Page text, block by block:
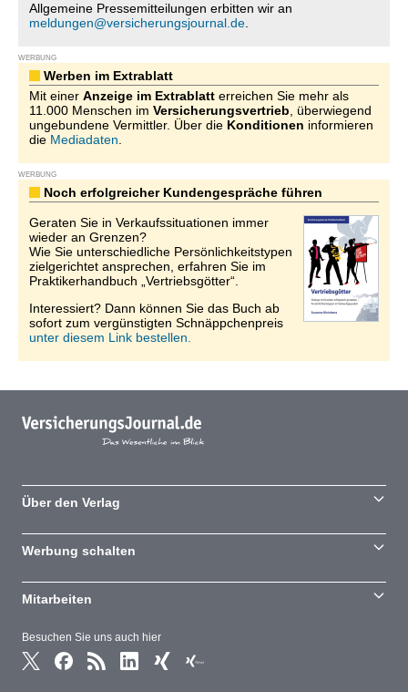
Allgemeine Pressemitteilungen erbitten wir an
meldungen@versicherungsjournal.de
WERBUNG
Werben im Extrablatt
Mit einer Anzeige im Extrablatt erreichen Sie mehr als
11.000 Menschen im Versicherungsvertrieb , überwiegend
ungebundene Vermittler. Über die Konditionen informieren
die Mediadaten
WERBUNG
Noch erfolgreicher Kundengespräche führen
Geraten Sie in Verkaufssituationen immer
wieder an Grenzen?
Wie Sie unterschiedliche Persönlichkeitstypen
zielgerichtet ansprechen, erfahren Sie im
Praktikerhandbuch „Vertriebsgötter“.
Interessiert? Dann können Sie das Buch ab
sofort zum vergünstigten Schnäppchenpreis
unter diesem Link bestellen.
Besuchen Sie uns auch hier
Über den Verlag
Werbung schalten
Mitarbeiten